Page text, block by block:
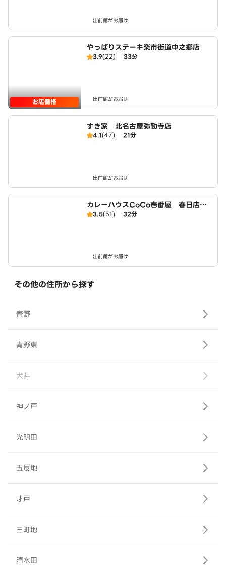
出前館がお届け
お店価格
やっぱりステーキ楽市街道中之郷店
3.9(22) 33分
出前館がお届け
すき家 北名古屋弥勒寺店
4.1(47) 21分
出前館がお届け
カレーハウスCoCo壱番屋 春日店（S
D）
3.5(51) 32分
出前館がお届け
その他の住所から探す
青野
青野東
犬井
神ノ戸
光明田
五反地
才戸
三町地
清水田